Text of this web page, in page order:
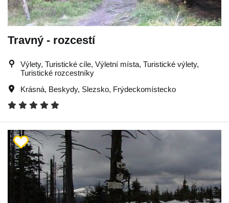
Travný - rozcestí
Výlety, Turistické cíle, Výletní místa, Turistické výlety,
Turistické rozcestníky
Krásná, Beskydy, Slezsko, Frýdeckomístecko